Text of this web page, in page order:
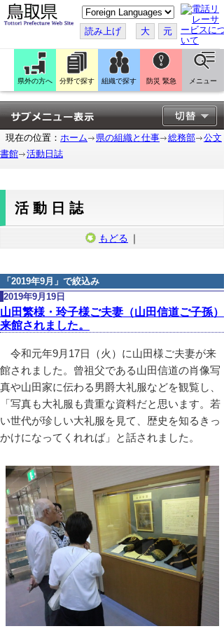
こ
の
ペ
ー
ジ
翻
訳
す
る
読み上げ 大 元
県外の方へ 分野で探す 組織で探す 防災 緊急 メニュー
現在の位置： ホーム 県の組織と仕事 総務部
公文
書館
活動日誌
活動日誌
もどる ｜
「 2019年9月 」で絞込み
2019年9月19日
山田繁様・玲子様ご夫妻（山田信道ご子孫）
来館されました。
令和元年9月17日（火）に山田様ご夫妻が来
館されました。曾祖父である山田信道の肖像写
真や山田家に伝わる男爵大礼服などを観覧し、
「写真も大礼服も貴重な資料だと思います。若
い世代が珍しい大礼服を見て、歴史を知るきっ
かけになってくれれば」と話されました。